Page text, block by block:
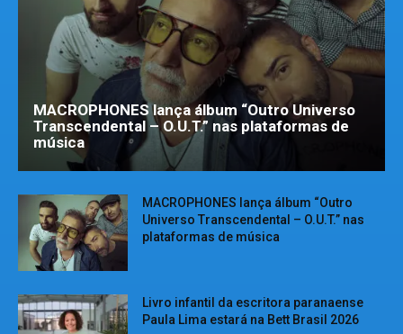
MACROPHONES lança álbum “Outro Universo
Transcendental – O.U.T.” nas plataformas de
música
MACROPHONES lança álbum “Outro
Universo Transcendental – O.U.T.” nas
plataformas de música
Livro infantil da escritora paranaense
Paula Lima estará na Bett Brasil 2026